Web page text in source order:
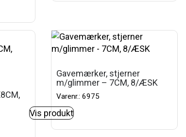
Gavemærker, stjerner
m/glimmer – 7CM, 8/ÆSK
Varenr.: 6975
Vis produkt